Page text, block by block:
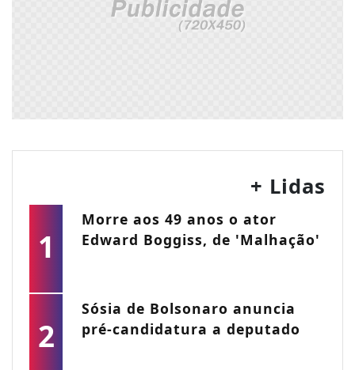
+ Lidas
1
Morre aos 49 anos o ator
Edward Boggiss, de 'Malhação'
2
Sósia de Bolsonaro anuncia
pré-candidatura a deputado